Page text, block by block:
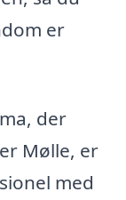
er
der
Mølle, er
med